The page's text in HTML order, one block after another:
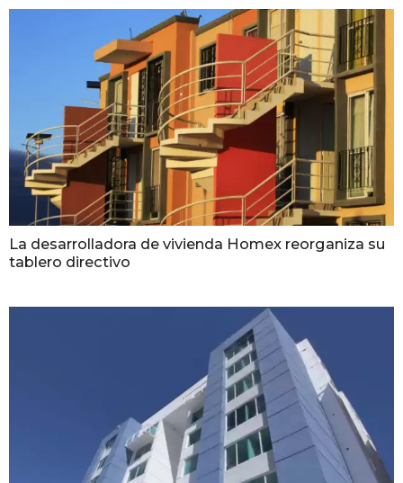
La desarrolladora de vivienda Homex reorganiza su
tablero directivo